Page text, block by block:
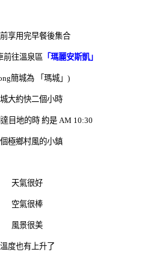
享用完早餐後集合
前往溫泉區 「瑪麗安斯凱」
簡城為 「瑪城」)
大約快二個小時
目地的時 約是 AM 10:30
極鄉村風的小鎮
天氣很好
空氣很棒
風景很美
溫度也有上升了